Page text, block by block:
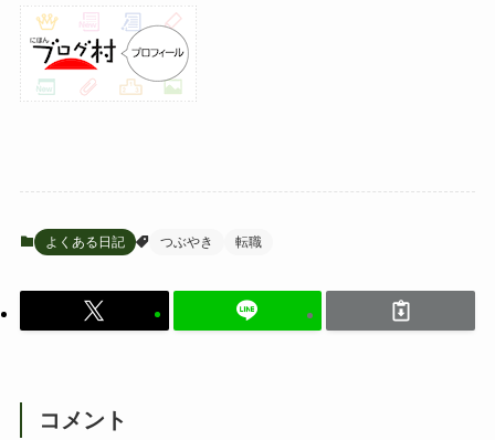
よくある日記 つぶやき 転職
コメント